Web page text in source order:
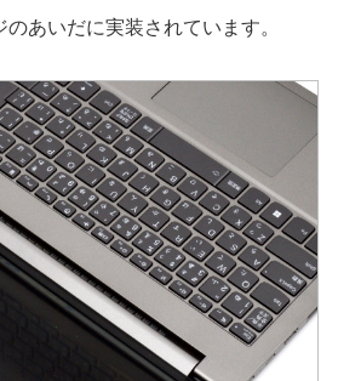
あいだに実装されています。